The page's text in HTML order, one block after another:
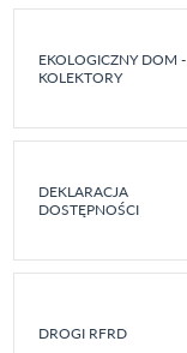
EKOLOGICZNY DOM -
KOLEKTORY
DEKLARACJA
DOSTĘPNOŚCI
DROGI RFRD